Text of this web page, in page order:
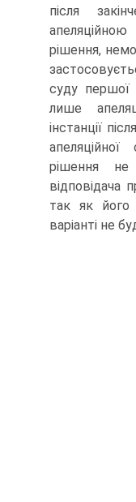
після
рішення,
суду першої
лише
інстанції
рішення
відповідача
так як його
варіанті не